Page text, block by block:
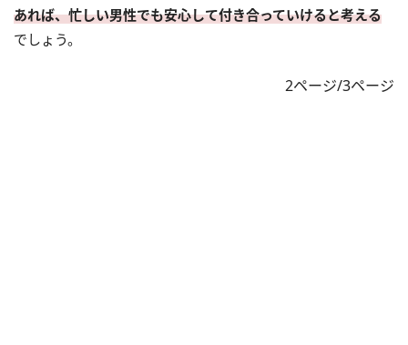
あれば、忙しい男性でも安心して付き合っていけると考える
でしょう。
2ページ/3ページ